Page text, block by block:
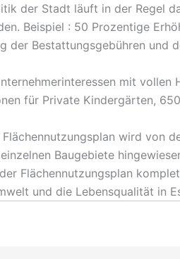
der Stadt läuft in der Regel
Beispiel : 50 Prozentige
der Bestattungsgebühren und
mit vollen
für Private Kindergärten,
wird von
Baugebiete
Flächennutzungsplan
und die Lebensqualität in